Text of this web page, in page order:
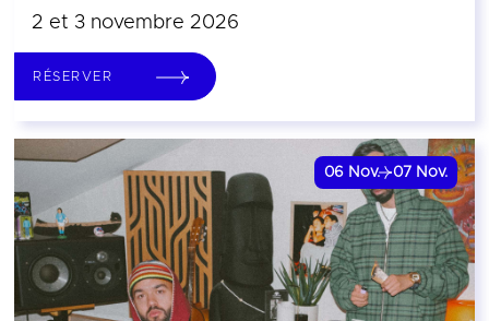
2 et 3 novembre 2026
RÉSERVER
06 Nov. 07 Nov.